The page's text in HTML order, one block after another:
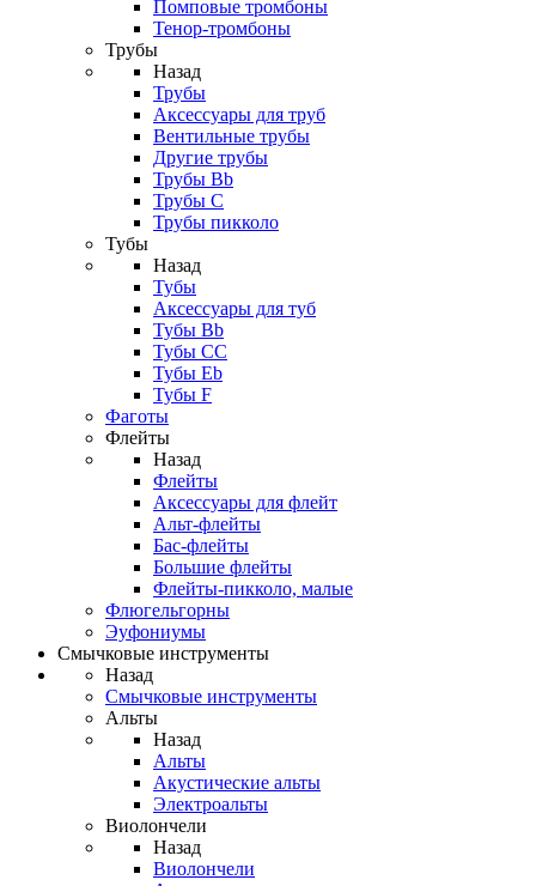
Помповые тромбоны
Тенор-тромбоны
Трубы
Назад
Трубы
Аксессуары для труб
Вентильные трубы
Другие трубы
Трубы Bb
Трубы C
Трубы пикколо
Тубы
Назад
Тубы
Аксессуары для туб
Тубы Bb
Тубы CC
Тубы Eb
Тубы F
Фаготы
Флейты
Назад
Флейты
Аксессуары для флейт
Альт-флейты
Бас-флейты
Большие флейты
Флейты-пикколо, малые
Флюгельгорны
Эуфониумы
Смычковые инструменты
Назад
Смычковые инструменты
Альты
Назад
Альты
Акустические альты
Электроальты
Виолончели
Назад
Виолончели